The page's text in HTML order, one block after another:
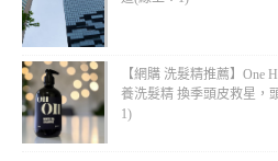
【網購 洗髮精推薦】One
養洗髮精 換季頭皮救星，
1)